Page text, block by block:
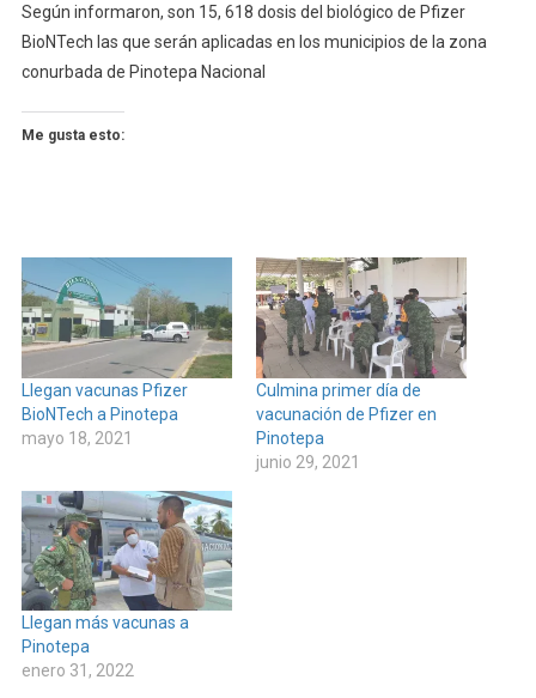
Según informaron, son 15, 618 dosis del biológico de Pfizer
BioNTech las que serán aplicadas en los municipios de la zona
conurbada de Pinotepa Nacional
Me gusta esto:
Llegan vacunas Pfizer
BioNTech a Pinotepa
mayo 18, 2021
Culmina primer día de
vacunación de Pfizer en
Pinotepa
junio 29, 2021
Llegan más vacunas a
Pinotepa
enero 31, 2022